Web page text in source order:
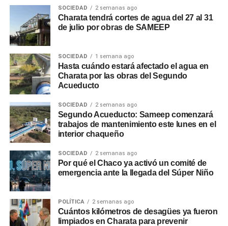
SOCIEDAD 2 semanas ago
Charata tendrá cortes de agua del 27 al 31
de julio por obras de SAMEEP
SOCIEDAD 1 semana ago
Hasta cuándo estará afectado el agua en
Charata por las obras del Segundo
Acueducto
SOCIEDAD 2 semanas ago
Segundo Acueducto: Sameep comenzará
trabajos de mantenimiento este lunes en el
interior chaqueño
SOCIEDAD 2 semanas ago
Por qué el Chaco ya activó un comité de
emergencia ante la llegada del Súper Niño
POLÍTICA 2 semanas ago
Cuántos kilómetros de desagües ya fueron
limpiados en Charata para prevenir